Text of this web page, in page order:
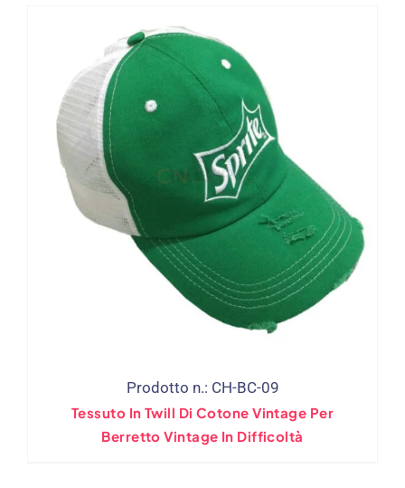
Prodotto n.: CH-BC-09
Tessuto In Twill Di Cotone Vintage Per
Berretto Vintage In Difficoltà